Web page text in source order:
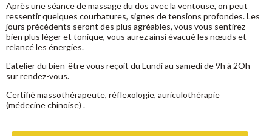
Après une séance de massage du dos avec la ventouse, on peut
ressentir quelques courbatures, signes de tensions profondes. Les
jours précédents seront des plus agréables, vous vous sentirez
bien plus léger et tonique, vous aurez ainsi évacué les nœuds et
relancé les énergies.
L'atelier du bien-être vous reçoit du Lundi au samedi de 9h à 2Oh
sur rendez-vous.
Certifié massothérapeute, réflexologie, auriculothérapie
(médecine chinoise) .